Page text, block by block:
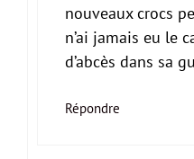
nouveaux crocs
n’ai jamais eu le
d’abcès dans sa
Répondre